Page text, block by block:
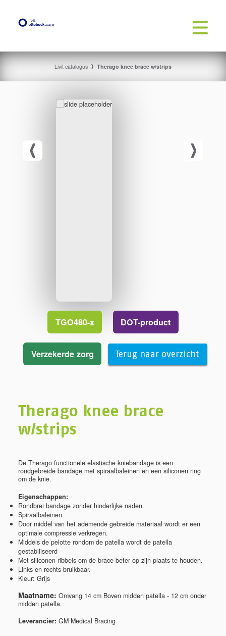
Livit catalogus Therago knee brace w/strips
TGO480-x DOT-product
Verzekerde zorg Terug naar overzicht
Therago knee brace
w/strips
De Therago functionele elastische kniebandage is een
rondgebreide bandage met spiraalbaleinen en een siliconen ring
om de knie.
Eigenschappen:
Rondbrei bandage zonder hinderlijke naden.
Spiraalbaleinen.
Door middel van het ademende gebreide materiaal wordt er een
optimale compressie verkregen.
Middels de pelotte rondom de patella wordt de patella
gestabiliseerd
Met siliconen ribbels om de brace beter op zijn plaats te houden.
Links en rechts bruikbaar.
Kleur: Grijs
Maatname: Omvang 14 cm Boven midden patella - 12 cm onder
midden patella.
Leverancier: GM Medical Bracing